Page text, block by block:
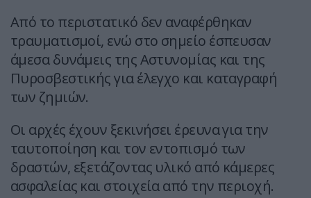
Από το περιστατικό δεν αναφέρθηκαν
τραυματισμοί, ενώ στο σημείο έσπευσαν
άμεσα δυνάμεις της Αστυνομίας και της
Πυροσβεστικής για έλεγχο και καταγραφή
των ζημιών.
Οι αρχές έχουν ξεκινήσει έρευνα για την
ταυτοποίηση και τον εντοπισμό των
δραστών, εξετάζοντας υλικό από κάμερες
ασφαλείας και στοιχεία από την περιοχή.